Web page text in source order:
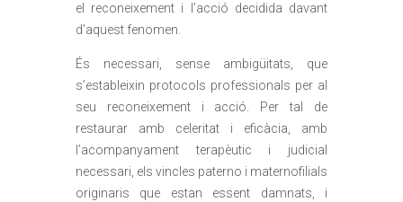
el reconeixement i l’acció decidida davant
d’aquest fenomen.
És necessari, sense ambigüitats, que
s’estableixin protocols professionals per al
seu reconeixement i acció. Per tal de
restaurar amb celeritat i eficàcia, amb
l’acompanyament terapèutic i judicial
necessari, els vincles paterno i maternofilials
originaris que estan essent damnats, i